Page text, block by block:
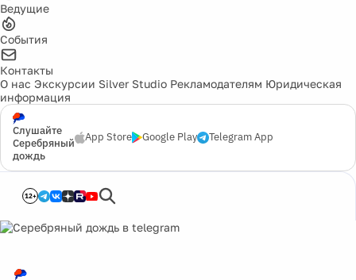
Ведущие
События
Контакты
О нас Экскурсии Silver Studio Рекламодателям Юридическая
информация
Слушайте
Серебряный
дождь
App Store Google Play Telegram App
12+